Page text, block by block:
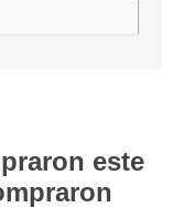
este